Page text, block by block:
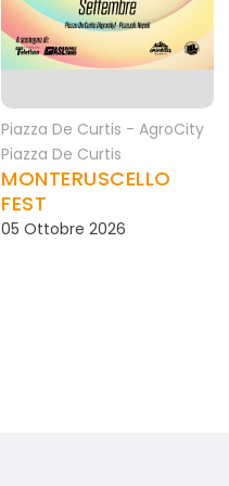
Piazza De Curtis - AgroCity
Piazza De Curtis
MONTERUSCELLO
FEST
05 Ottobre 2026